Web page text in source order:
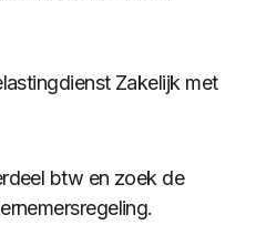
Zakelijk met
btw en zoek de